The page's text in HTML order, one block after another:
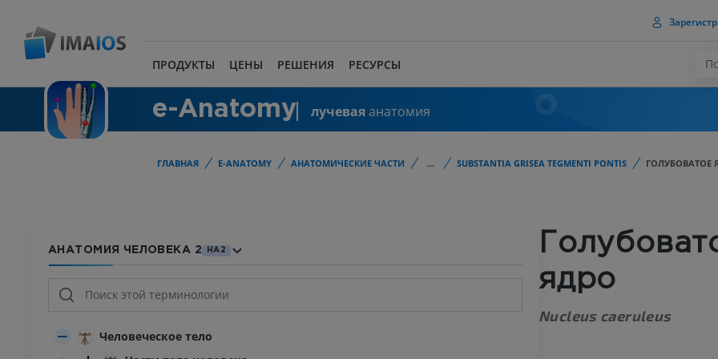
ПРОДУКТЫ ЦЕНЫ РЕШЕНИЯ РЕСУРСЫ
e-Anatomy лучеваяанатомия
ГЛАВНАЯ E-ANATOMY АНАТОМИЧЕСКИЕ ЧАСТИ ... SUBSTANTIA GRISEA TEGMENTI PONTIS ГОЛУБОВАТОЕ
АНАТОМИЯ ЧЕЛОВЕКА 2 HA2
Человеческое тело
ядро
Nucleus caeruleus